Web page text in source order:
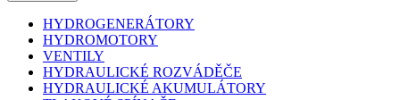
HYDROGENERÁTORY
HYDROMOTORY
VENTILY
HYDRAULICKÉ ROZVÁDĚČE
HYDRAULICKÉ AKUMULÁTORY